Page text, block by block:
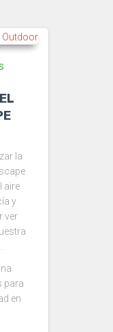
la
aire
y
ver
para
en